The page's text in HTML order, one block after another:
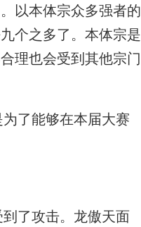
以本体宗众多强者的
个之多了。本体宗是
理也会受到其他宗门
了能够在本届大赛
了攻击。龙傲天面